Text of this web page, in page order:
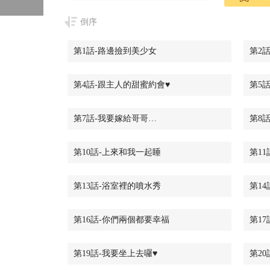
倒序
第1話-路邊撿到美少女 第2
第4話-跟主人的甜蜜約會♥ 第5
第7話-我要嫁給哥哥… 第8
第10話-上來和我一起睡 第11
第13話-浴室裡的噴水秀 第14
第16話-你們兩個都要幸福 第17
第19話-我要坐上去囉♥ 第20